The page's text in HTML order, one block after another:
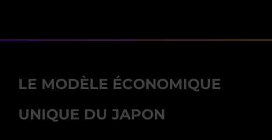
LE MODÈLE ÉCONOMIQUE
UNIQUE DU JAPON